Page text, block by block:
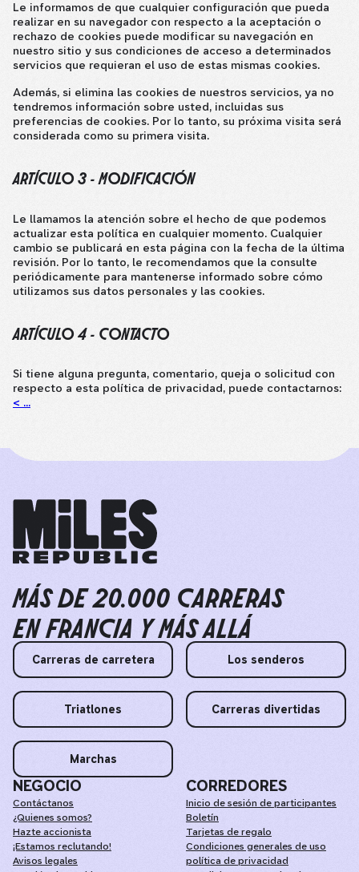
Le informamos de que cualquier configuración que pueda
realizar en su navegador con respecto a la aceptación o
rechazo de cookies puede modificar su navegación en
nuestro sitio y sus condiciones de acceso a determinados
servicios que requieran el uso de estas mismas cookies.
Además, si elimina las cookies de nuestros servicios, ya no
tendremos información sobre usted, incluidas sus
preferencias de cookies. Por lo tanto, su próxima visita será
considerada como su primera visita.
ARTÍCULO 3 - MODIFICACIÓN
Le llamamos la atención sobre el hecho de que podemos
actualizar esta política en cualquier momento. Cualquier
cambio se publicará en esta página con la fecha de la última
revisión. Por lo tanto, le recomendamos que la consulte
periódicamente para mantenerse informado sobre cómo
utilizamos sus datos personales y las cookies.
ARTÍCULO 4 - CONTACTO
Si tiene alguna pregunta, comentario, queja o solicitud con
respecto a esta política de privacidad, puede contactarnos:
< ...
MÁS DE 20.000 CARRERAS
EN FRANCIA Y MÁS ALLÁ
Carreras de carretera Los senderos
Triatlones Carreras divertidas
Marchas
NEGOCIO
Contáctanos
¿Quienes somos?
Hazte accionista
¡Estamos reclutando!
Avisos legales
CORREDORES
Inicio de sesión de participantes
Boletín
Tarjetas de regalo
Condiciones generales de uso
política de privacidad